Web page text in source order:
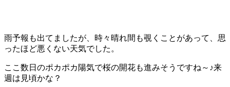
雨予報も出てましたが、時々晴れ間も覗くことがあって、思
ったほど悪くない天気でした。
ここ数日のポカポカ陽気で桜の開花も進みそうですね～♪来
週は見頃かな？